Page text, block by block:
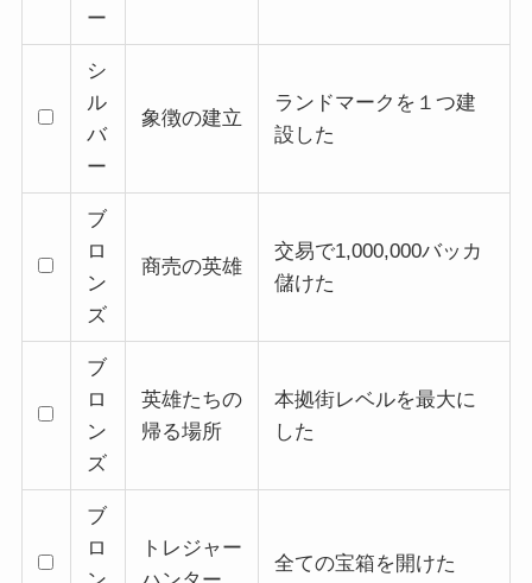
ー
シ
ル
バ
ー
象徴の建立
ランドマークを１つ建
設した
ブ
ロ
ン
ズ
商売の英雄
交易で1,000,000バッカ
儲けた
ブ
ロ
ン
ズ
英雄たちの
帰る場所
本拠街レベルを最大に
した
ブ
ロ
トレジャー
全ての宝箱を開けた